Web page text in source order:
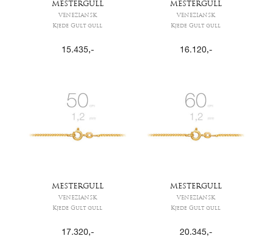
MESTERGULL
VENEZIANSK
Kjede Gult gull
15.435,-
MESTERGULL
VENEZIANSK
Kjede Gult gull
16.120,-
MESTERGULL
VENEZIANSK
Kjede Gult gull
17.320,-
MESTERGULL
VENEZIANSK
Kjede Gult gull
20.345,-